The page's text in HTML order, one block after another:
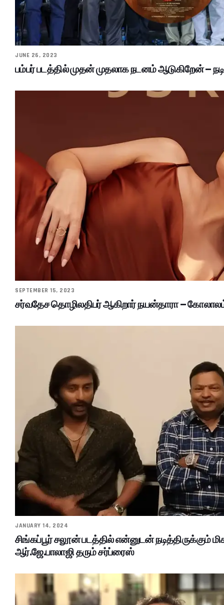
JUNE 26, 2023
பம்பர் படத்தில் முதன் முதலாக நடனம் ஆடுகிறேன் –
SEPTEMBER 15, 2023
சர்வதேச தொழிலதிபர் ஆகிறார் நயன்தாரா –
JANUARY 14, 2024
சிங்கப்பூர் சலூன் படத்தில் என்னுடன் நடித்திருக்கும்
ஆர்.ஜே.பாலாஜி தரும் சர்ப்ரைஸ்